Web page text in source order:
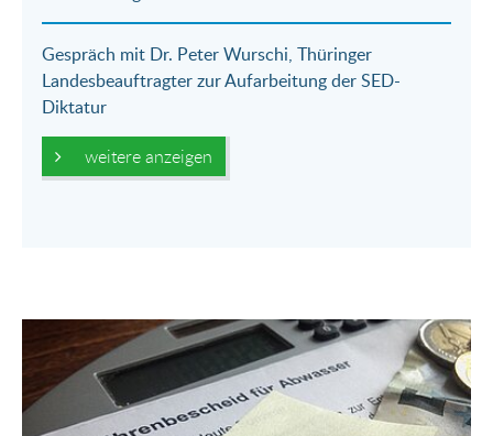
Gespräch mit Dr. Peter Wurschi, Thüringer
Landesbeauftragter zur Aufarbeitung der SED-
Diktatur
weitere anzeigen